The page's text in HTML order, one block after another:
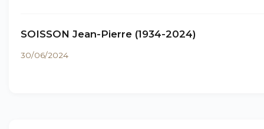
SOISSON Jean-Pierre (1934-2024)
30/06/2024